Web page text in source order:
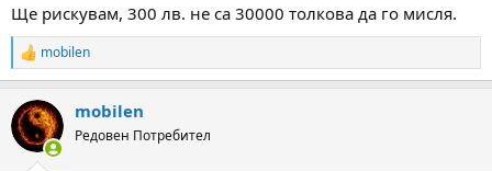
Ще рискувам, 300 лв. не са 30000 толкова да го мисля.
R
e
c
t
i
mobilen
mobilen
Редовен Потребител